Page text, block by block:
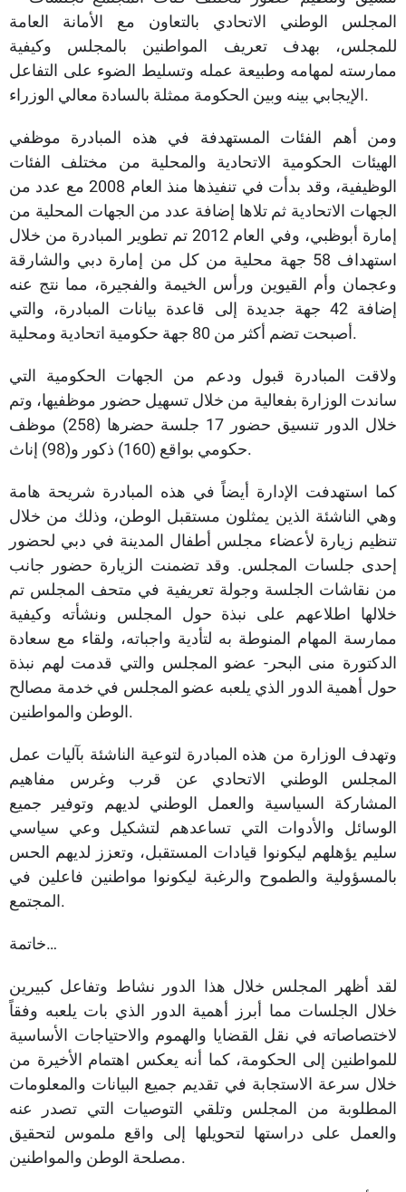
المجلس الوطني الاتحادي بالتعاون مع الأمانة العامة
للمجلس، بهدف تعريف المواطنين بالمجلس وكيفية
ممارسته لمهامه وطبيعة عمله وتسليط الضوء على التفاعل
الإيجابي بينه وبين الحكومة ممثلة بالسادة معالي الوزراء.
ومن أهم الفئات المستهدفة في هذه المبادرة موظفي
الهيئات الحكومية الاتحادية والمحلية من مختلف الفئات
الوظيفية، وقد بدأت في تنفيذها منذ العام 2008 مع عدد من
الجهات الاتحادية ثم تلاها إضافة عدد من الجهات المحلية من
إمارة أبوظبي، وفي العام 2012 تم تطوير المبادرة من خلال
استهداف 58 جهة محلية من كل من إمارة دبي والشارقة
وعجمان وأم القيوين ورأس الخيمة والفجيرة، مما نتج عنه
إضافة 42 جهة جديدة إلى قاعدة بيانات المبادرة، والتي
أصبحت تضم أكثر من 80 جهة حكومية اتحادية ومحلية.
ولاقت المبادرة قبول ودعم من الجهات الحكومية التي
ساندت الوزارة بفعالية من خلال تسهيل حضور موظفيها، وتم
خلال الدور تنسيق حضور 17 جلسة حضرها (258) موظف
حكومي بواقع (160) ذكور و(98) إناث.
كما استهدفت الإدارة أيضاً في هذه المبادرة شريحة هامة
وهي الناشئة الذين يمثلون مستقبل الوطن، وذلك من خلال
تنظيم زيارة لأعضاء مجلس أطفال المدينة في دبي لحضور
إحدى جلسات المجلس. وقد تضمنت الزيارة حضور جانب
من نقاشات الجلسة وجولة تعريفية في متحف المجلس تم
خلالها اطلاعهم على نبذة حول المجلس ونشأته وكيفية
ممارسة المهام المنوطة به لتأدية واجباته، ولقاء مع سعادة
الدكتورة منى البحر- عضو المجلس والتي قدمت لهم نبذة
حول أهمية الدور الذي يلعبه عضو المجلس في خدمة مصالح
الوطن والمواطنين.
وتهدف الوزارة من هذه المبادرة لتوعية الناشئة بآليات عمل
المجلس الوطني الاتحادي عن قرب وغرس مفاهيم
المشاركة السياسية والعمل الوطني لديهم وتوفير جميع
الوسائل والأدوات التي تساعدهم لتشكيل وعي سياسي
سليم يؤهلهم ليكونوا قيادات المستقبل، وتعزز لديهم الحس
بالمسؤولية والطموح والرغبة ليكونوا مواطنين فاعلين في
المجتمع.
خاتمة…
لقد أظهر المجلس خلال هذا الدور نشاط وتفاعل كبيرين
خلال الجلسات مما أبرز أهمية الدور الذي بات يلعبه وفقاً
لاختصاصاته في نقل القضايا والهموم والاحتياجات الأساسية
للمواطنين إلى الحكومة، كما أنه يعكس اهتمام الأخيرة من
خلال سرعة الاستجابة في تقديم جميع البيانات والمعلومات
المطلوبة من المجلس وتلقي التوصيات التي تصدر عنه
والعمل على دراستها لتحويلها إلى واقع ملموس لتحقيق
مصلحة الوطن والمواطنين.